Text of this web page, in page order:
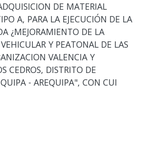
DE MATERIAL
A, PARA LA EJECUCIÓN DE LA
¿MEJORAMIENTO DE LA
Y PEATONAL DE LAS
VALENCIA Y
CEDROS, DISTRITO DE
- AREQUIPA", CON CUI